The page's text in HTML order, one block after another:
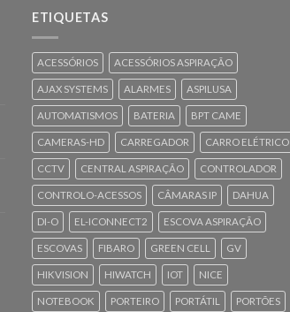
ETIQUETAS
ACESSÓRIOS ACESSÓRIOS ASPIRAÇÃO
AJAX SYSTEMS ALARMES ASPILUSA
AUTOMATISMOS BATERIA BPT CAME
CAMERAS-HD CARREGADOR CARRO ELÉTRICO
CCTV CENTRAL ASPIRAÇÃO CONTROLADOR
CONTROLO-ACESSOS CÂMARAS IP DAHUA
DI-O EL-ICONNECT2 ESCOVA ASPIRAÇÃO
ESCOVAS FIBARO GREEN CELL GV
HIKVISION HIWATCH IOT NICE
NOTEBOOK PORTEIRO PORTÁTIL PORTÕES